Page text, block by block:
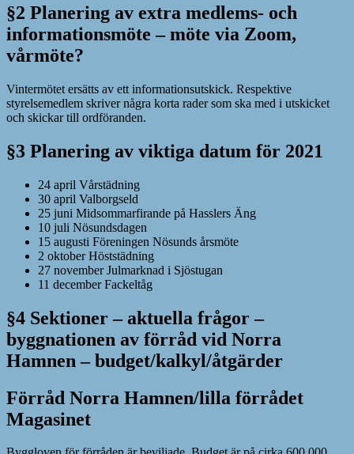
§2 Planering av extra medlems- och
informationsmöte – möte via Zoom,
vårmöte?
Vintermötet ersätts av ett informationsutskick. Respektive
styrelsemedlem skriver några korta rader som ska med i utskicket
och skickar till ordföranden.
§3 Planering av viktiga datum för 2021
24 april Vårstädning
30 april Valborgseld
25 juni Midsommarfirande på Hasslers Äng
10 juli Nösundsdagen
15 augusti Föreningen Nösunds årsmöte
2 oktober Höststädning
27 november Julmarknad i Sjöstugan
11 december Fackeltåg
§4 Sektioner – aktuella frågor –
byggnationen av förråd vid Norra
Hamnen – budget/kalkyl/åtgärder
Förråd Norra Hamnen/lilla förrådet
Magasinet